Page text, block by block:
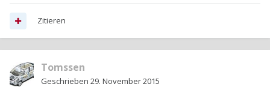
Zitieren
Tomssen
Geschrieben 29. November 2015